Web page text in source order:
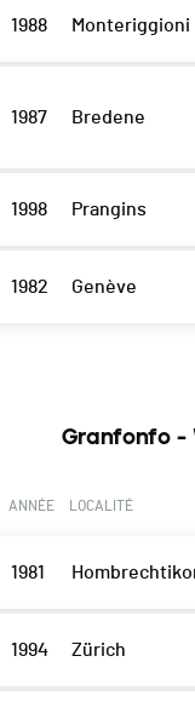
1988 Monteriggioni
1987 Bredene
1998 Prangins
1982 Genève
Granfonfo -
ANNÉE LOCALITÉ
1981
1994 Zürich